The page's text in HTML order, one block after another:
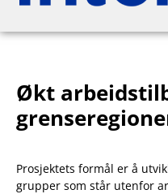
Økt
Prosjektets formål er å
grupper som står utenfor